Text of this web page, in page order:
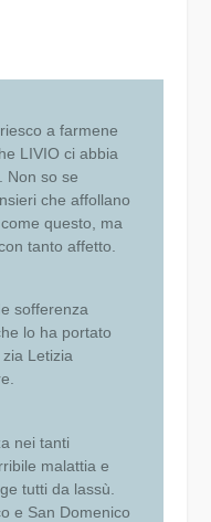
a farmene
LIVIO ci abbia
Non so se
che affollano
questo, ma
tanto affetto.
sofferenza
lo ha portato
Letizia
nei tanti
malattia e
tutti da lassù.
e San Domenico